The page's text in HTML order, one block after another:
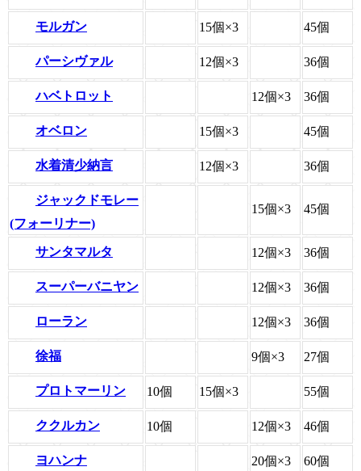
モルガン 15個×3 45個
パーシヴァル 12個×3 36個
ハベトロット 12個×3 36個
オベロン 15個×3 45個
水着清少納言 12個×3 36個
ジャックドモレー
(フォーリナー)
15個×3 45個
サンタマルタ 12個×3 36個
スーパーバニヤン 12個×3 36個
ローラン 12個×3 36個
徐福 9個×3 27個
プロトマーリン 10個 15個×3 55個
ククルカン 10個 12個×3 46個
ヨハンナ 20個×3 60個